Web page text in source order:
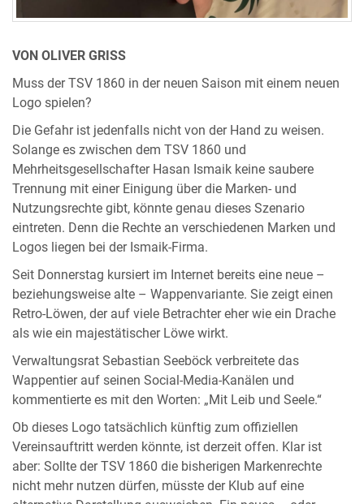
VON OLIVER GRISS
Muss der TSV 1860 in der neuen Saison mit einem neuen
Logo spielen?
Die Gefahr ist jedenfalls nicht von der Hand zu weisen.
Solange es zwischen dem TSV 1860 und
Mehrheitsgesellschafter Hasan Ismaik keine saubere
Trennung mit einer Einigung über die Marken- und
Nutzungsrechte gibt, könnte genau dieses Szenario
eintreten. Denn die Rechte an verschiedenen Marken und
Logos liegen bei der Ismaik-Firma.
Seit Donnerstag kursiert im Internet bereits eine neue –
beziehungsweise alte – Wappenvariante. Sie zeigt einen
Retro-Löwen, der auf viele Betrachter eher wie ein Drache
als wie ein majestätischer Löwe wirkt.
Verwaltungsrat Sebastian Seeböck verbreitete das
Wappentier auf seinen Social-Media-Kanälen und
kommentierte es mit den Worten: „Mit Leib und Seele.“
Ob dieses Logo tatsächlich künftig zum offiziellen
Vereinsauftritt werden könnte, ist derzeit offen. Klar ist
aber: Sollte der TSV 1860 die bisherigen Markenrechte
nicht mehr nutzen dürfen, müsste der Klub auf eine